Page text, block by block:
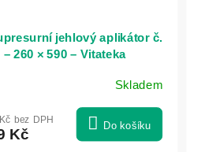
jehlový aplikátor č.
– 260 × 590 – Vitateka
Skladem
bez DPH
Kč Do košíku